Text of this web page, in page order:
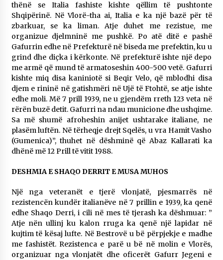
thënë se Italia fashiste kishte qëllim të pushtonte
Shqipërinë. Në Vlorë-tha ai, Italia e ka një bazë për të
zbarkuar, se ka liman. Atje duhet me rezistue, me
organizue djelmninë me pushkë. Po atë ditë e pashë
Gafurrin edhe në Prefekturë në biseda me prefektin, ku u
grind dhe diçka i kërkonte. Në prefekturë ishte një depo
me armë që mund të armatoseshin 400-500 vetë. Gafurri
kishte miq disa kaniniotë si Beqir Velo, që mblodhi disa
djem e rininë në gatishmëri në Ujë të Ftohtë, se atje ishte
edhe moli. Më 7 prill 1939, ne u gjendëm rreth 123 veta në
rërën buzë detit. Gafurri na ndau municione dhe ushqime.
Sa më shumë afroheshin anijet ushtarake italiane, ne
plasëm luftën. Në tërheqje drejt Sqelës, u vra Hamit Vasho
(Gumenica)”, thuhet në dëshminë që Abaz Kallarati ka
dhënë më 12 Prill të vitit 1988.
DESHMIA E SHAQO DERRIT E MUSA MUHOS
Një nga veteranët e tjerë vlonjatë, pjesmarrës në
rezistencën kundër italianëve në 7 prillin e 1939, ka qenë
edhe Shaqo Derri, i cili në mes të tjerash ka dëshmuar: ”
Atje nën ullinj ku kalon rruga ka qenë një lapidar në
kujtim të kësaj lufte. Në Bestrovë u bë përpjekje e madhe
me fashistët. Rezistenca e parë u bë në molin e Vlorës,
organizuar nga vlonjatët dhe oficerët Gafurr Jegeni e